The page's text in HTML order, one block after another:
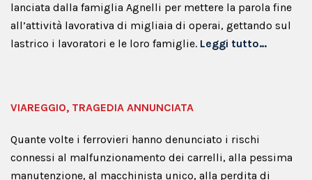
lanciata dalla famiglia Agnelli per mettere la parola fine
all’attività lavorativa di migliaia di operai, gettando sul
lastrico i lavoratori e le loro famiglie. Leggi tutto…
VIAREGGIO, TRAGEDIA ANNUNCIATA
Quante volte i ferrovieri hanno denunciato i rischi
connessi al malfunzionamento dei carrelli, alla pessima
manutenzione, al macchinista unico, alla perdita di